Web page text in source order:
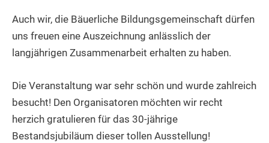
Auch wir, die Bäuerliche Bildungsgemeinschaft dürfen
uns freuen eine Auszeichnung anlässlich der
langjährigen Zusammenarbeit erhalten zu haben.
Die Veranstaltung war sehr schön und wurde zahlreich
besucht! Den Organisatoren möchten wir recht
herzich gratulieren für das 30-jährige
Bestandsjubiläum dieser tollen Ausstellung!